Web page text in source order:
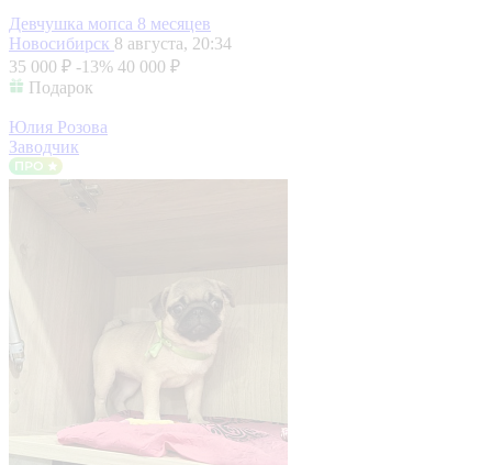
Девчушка мопса 8 месяцев
Новосибирск 8 августа, 20:34
35 000 ₽ -13% 40 000 ₽
Подарок
Юлия Розова
Заводчик